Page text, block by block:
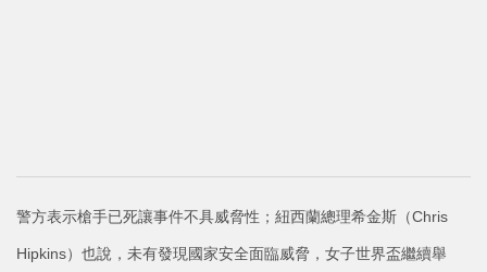
警方表示槍手已死讓事件不具威脅性；紐西蘭總理希金斯（Chris
Hipkins）也說，未有發現國家安全面臨威脅，女子世界盃繼續舉